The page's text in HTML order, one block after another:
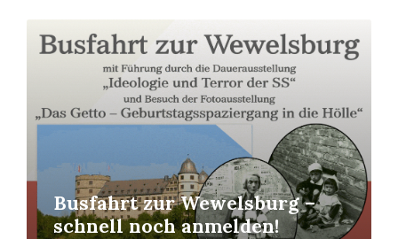
Busfahrt zur Wewelsburg –
schnell noch anmelden!
Mehr
erfahren